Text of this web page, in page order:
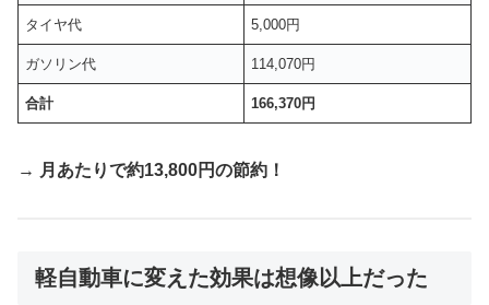
タイヤ代 5,000円
ガソリン代 114,070円
合計 166,370円
→ 月あたりで約13,800円の節約！
軽自動車に変えた効果は想像以上だった